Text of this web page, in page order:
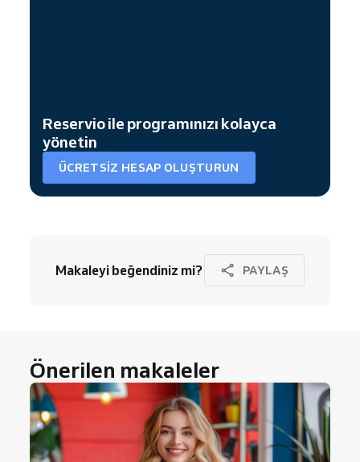
Reservio ile programınızı kolayca
yönetin
ÜCRETSIZ HESAP OLUŞTURUN
Makaleyi beğendiniz mi? PAYLAŞ
Önerilen makaleler